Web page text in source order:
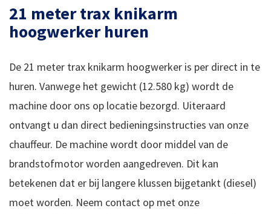
21 meter trax knikarm
hoogwerker huren
De 21 meter trax knikarm hoogwerker is per direct in te
huren. Vanwege het gewicht (12.580 kg) wordt de
machine door ons op locatie bezorgd. Uiteraard
ontvangt u dan direct bedieningsinstructies van onze
chauffeur. De machine wordt door middel van de
brandstofmotor worden aangedreven. Dit kan
betekenen dat er bij langere klussen bijgetankt (diesel)
moet worden. Neem contact op met onze